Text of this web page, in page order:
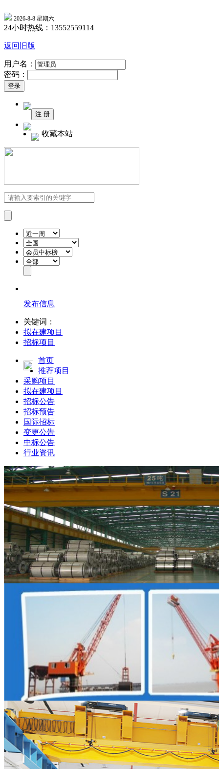
2026-8-8 星期六
24小时热线：13552559114
返回旧版
用户名：
密码：
收藏本站
发布信息
关键词：
拟在建项目
招标项目
首页
推荐项目
采购项目
拟在建项目
招标公告
招标预告
国际招标
变更公告
中标公告
行业资讯